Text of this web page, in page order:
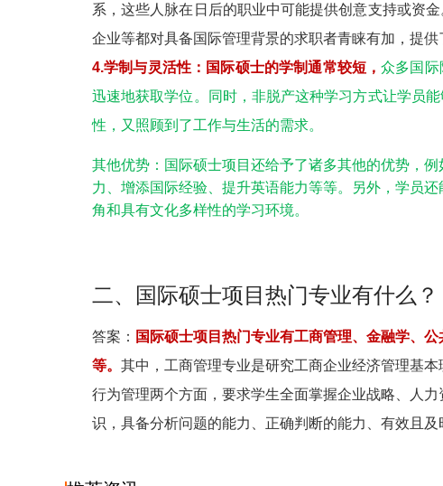
系，这些人脉在日后的职业中可能提供创意支持或资
企业等都对具备国际管理背景的求职者青睐有加，提供
4.学制与灵活性：国际硕士的学制通常较短，众多国际
迅速地获取学位。同时，非脱产这种学习方式让学员
性，又照顾到了工作与生活的需求。
其他优势：国际硕士项目还给予了诸多其他的优势，
力、增添国际经验、提升英语能力等等。另外，学员
角和具有文化多样性的学习环境。
二、国际硕士项目热门专业有什么？
答案： 国际硕士项目热门专业有工商管理、金融学、
等。 其中，工商管理专业是研究工商企业经济管理基
行为管理两个方面，要求学生全面掌握企业战略、人
识，具备分析问题的能力、正确判断的能力、有效且及